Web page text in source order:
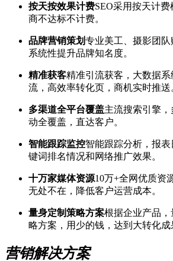
按天按效果计费SEO采用按天计
商不达标不计费。
品牌营销策划专业美工、摄影团队
系统性提升品牌知名度。
精准获客精准引流获客，大数据系
流，高效率转化页，商机实时推送
多渠道全平台覆盖主流搜索引擎
动全覆盖，直达客户。
智能跟踪监控智能跟踪分析，报
键词排名情况和网络推广效果。
十万家媒体资源10万+全网优质资
无处不在，降低客户运营成本。
量身定制策略方案根据企业产品
略方案，用少的钱，达到大转化成
营销解决方案